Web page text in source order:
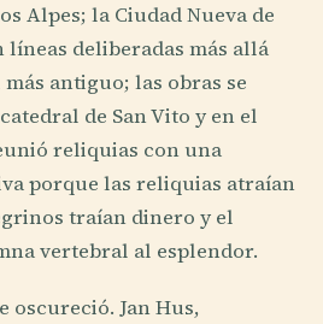
Alpes; la Ciudad Nueva de
líneas deliberadas más allá
antiguo; las obras se
de San Vito y en el
reliquias con una
porque las reliquias atraían
traían dinero y el
vertebral al esplendor.
oscureció. Jan Hus,